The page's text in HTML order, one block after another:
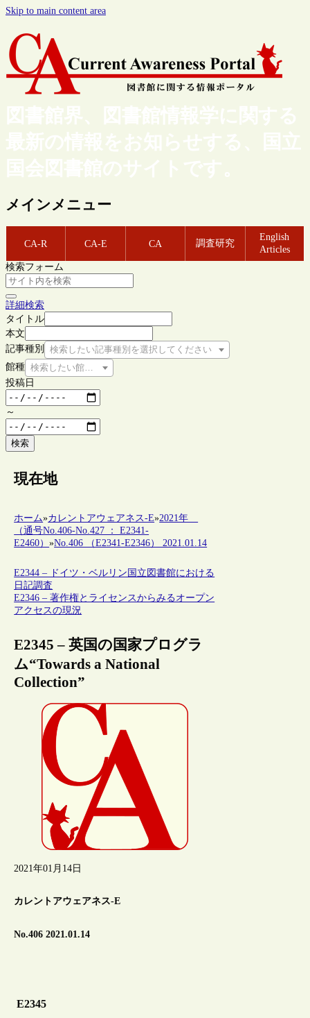
Skip to main content area
図書館界、図書館情報学に関する
最新の情報をお知らせする、国立
国会図書館のサイトです。
メインメニュー
CA-R CA-E CA 調査研究
English
Articles
検索フォーム
詳細検索
タイトル
本文
記事種別
検索したい記事種別を選択してください
館種 検索したい館種を選択してください
投稿日
～
検索
現在地
ホーム»カレントアウェアネス-E»2021年
（通号No.406-No.427 ： E2341-
E2460）»No.406 （E2341-E2346） 2021.01.14
E2344 – ドイツ・ベルリン国立図書館における
日記調査
E2346 – 著作権とライセンスからみるオープン
アクセスの現況
E2345 – 英国の国家プログラ
ム“Towards a National
Collection”
2021年01月14日
カレントアウェアネス-E
No.406 2021.01.14
E2345